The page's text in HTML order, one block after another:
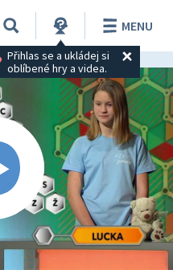
Přihlas se a ukládej si
oblíbené hry a videa.
MENU